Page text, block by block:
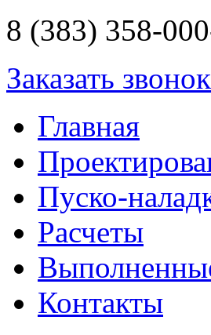
8 (383) 358-
Заказать звонок
Главная
Пуско-
Расчеты
Контакты